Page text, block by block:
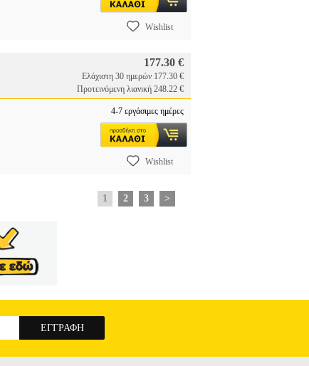
Wishlist
177.30 €
Ελάχιστη 30 ημερών 177.30 €
Προτεινόμενη λιανική 248.22 €
4-7 εργάσιμες ημέρες
Wishlist
1 2 3 >